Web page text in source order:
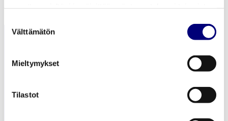
valinta
Välttämätön
Mieltymykset
Tilastot